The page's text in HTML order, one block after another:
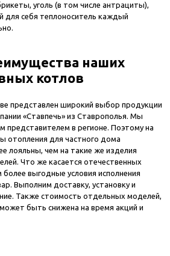
уголь (в том числе антрациты),
для себя теплоноситель каждый
наших
котлов
представлен широкий выбор продукции
«Ставпечь» из Ставрополья. Мы
представителем в регионе. Поэтому на
отопления для частного дома
лояльны, чем на такие же изделия
Что же касается отечественных
выгодные условия исполнения
Выполним доставку, установку и
Также стоимость отдельных моделей,
быть снижена на время акций и